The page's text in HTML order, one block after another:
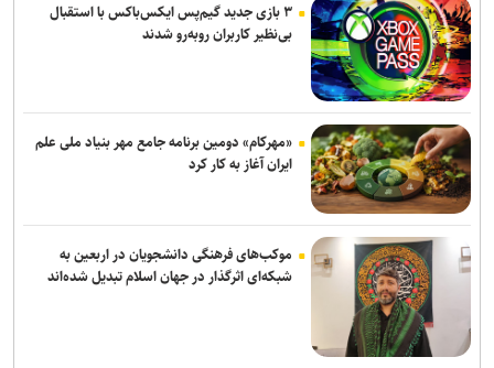
۳ بازی جدید گیم‌پس ایکس‌باکس با استقبال
بی‌نظیر کاربران روبه‌رو شدند
«مهرکام» دومین برنامه جامع مهر بنیاد ملی علم
ایران آغاز به کار کرد
موکب‌های فرهنگی دانشجویان در اربعین به
شبکه‌ای اثرگذار در جهان اسلام تبدیل شده‌اند